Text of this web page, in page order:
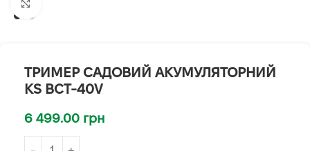
ТРИМЕР САДОВИЙ АКУМУЛЯТОРНИЙ
KS BCT-40V
6 499.00 грн